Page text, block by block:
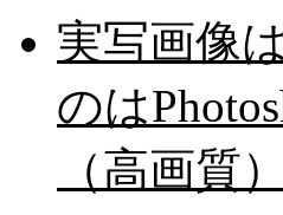
実写画像
のは
（高画質